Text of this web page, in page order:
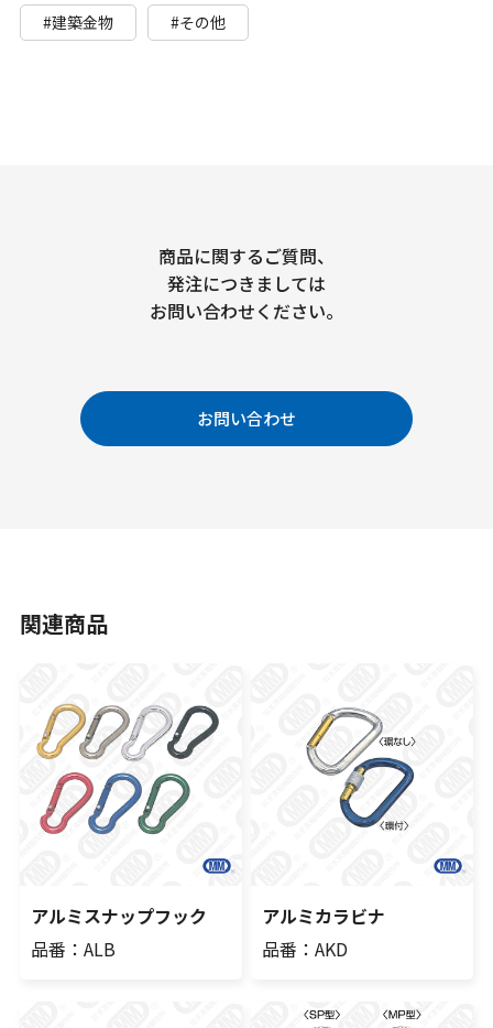
#建築金物 #その他
商品に関するご質問、
発注につきましては
お問い合わせください。
お問い合わせ
関連商品
アルミスナップフック
品番：ALB
アルミカラビナ
品番：AKD